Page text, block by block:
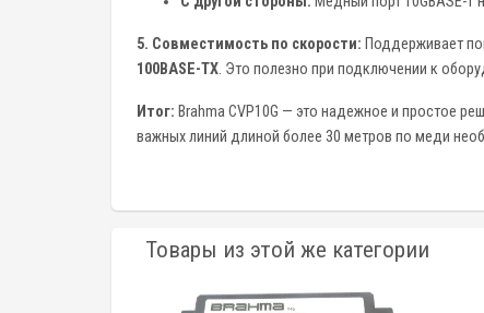
5. Совместимость по скорости: Поддерживает
100BASE-TX. Это полезно при подключении к
Итог: Brahma CVP10G — это надежное и простое
важных линий длиной более 30 метров по меди
Товары из этой же категории